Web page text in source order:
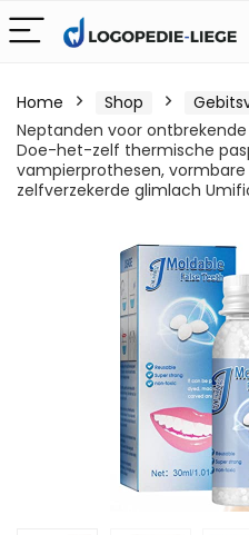
Home Shop
Neptanden voor
Doe-het-zelf thermische
vampierprothesen,
zelfverzekerde glimlach